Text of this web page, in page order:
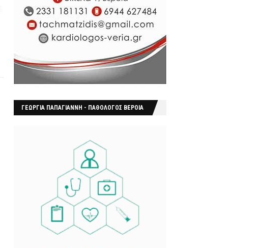
ΓΕΩΡΓΙΑ ΠΑΠΑΓΙΑΝΝΗ - ΠΑΘΟΛΟΓΟΣ ΒΕΡΟΙΑ